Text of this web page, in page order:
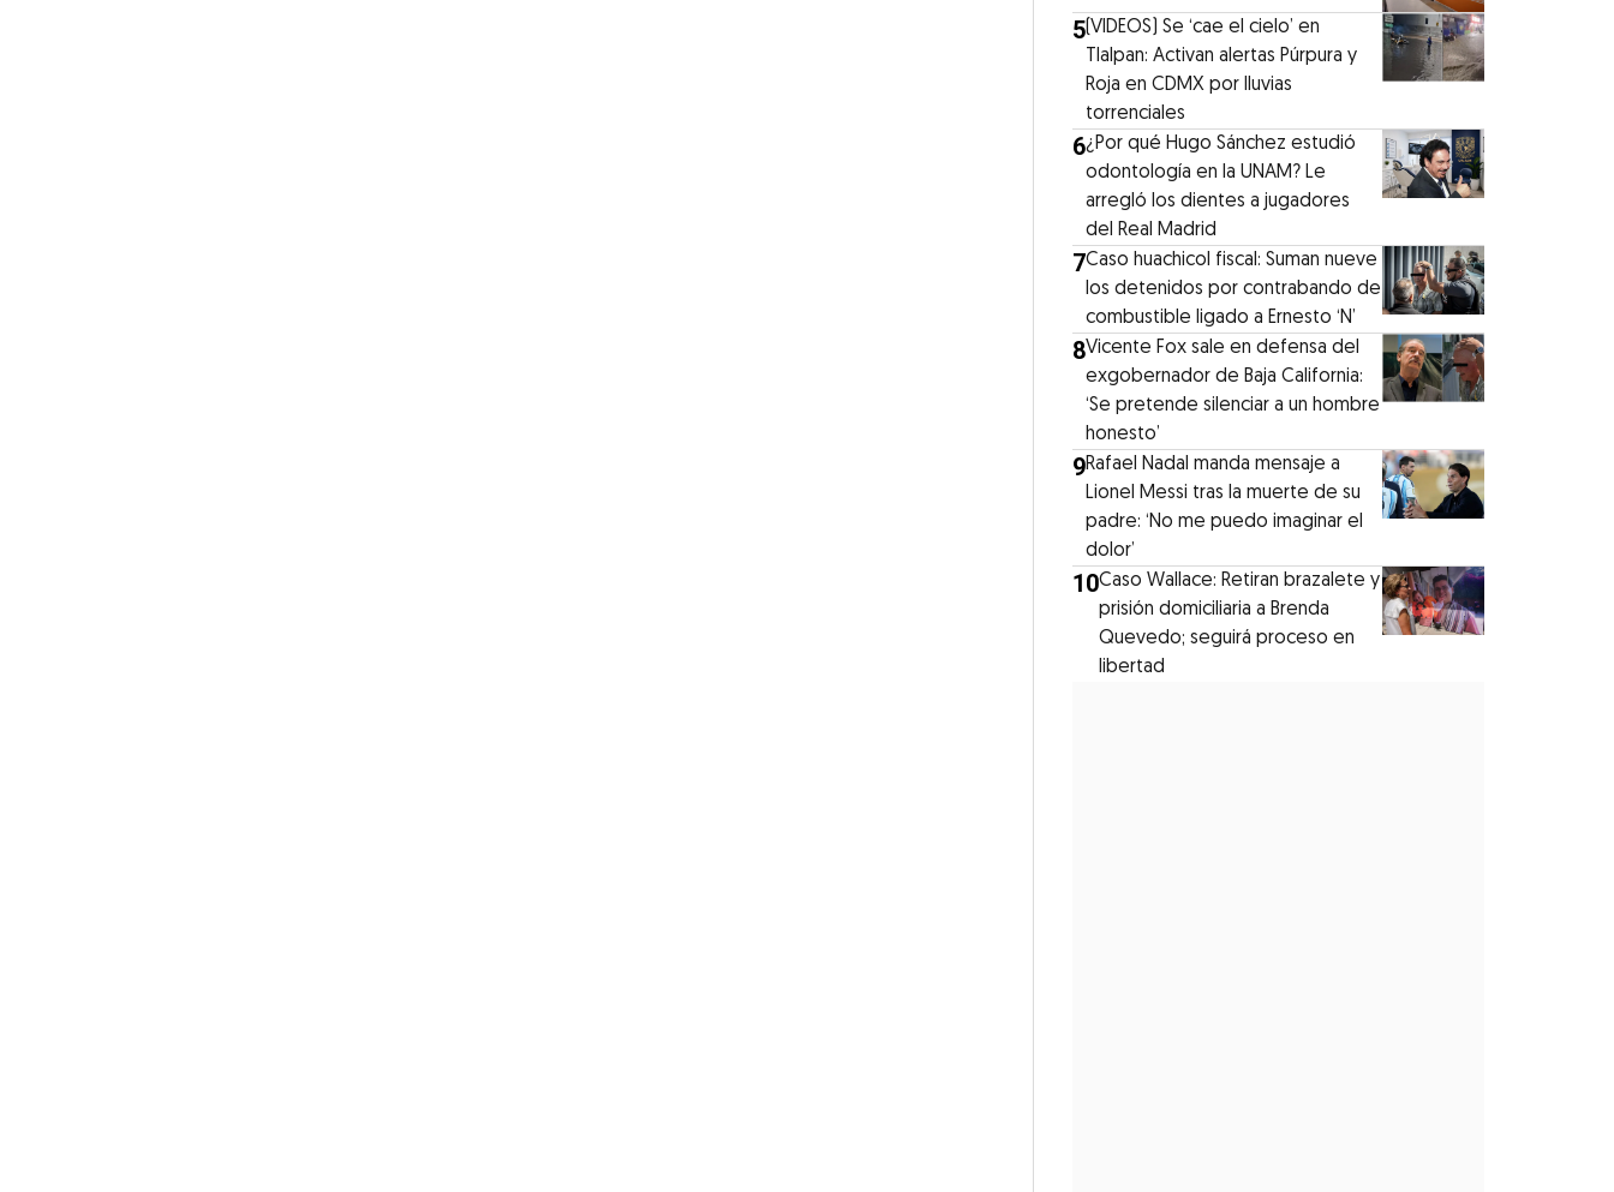
5(VIDEOS) Se ‘cae el cielo’ en
Tlalpan: Activan alertas Púrpura y
Roja en CDMX por lluvias
torrenciales
6¿Por qué Hugo Sánchez estudió
odontología en la UNAM? Le
arregló los dientes a jugadores
del Real Madrid
7Caso huachicol fiscal: Suman nueve
los detenidos por contrabando de
combustible ligado a Ernesto ‘N’
8Vicente Fox sale en defensa del
exgobernador de Baja California:
‘Se pretende silenciar a un hombre
honesto’
9Rafael Nadal manda mensaje a
Lionel Messi tras la muerte de su
padre: ‘No me puedo imaginar el
dolor’
10Caso Wallace: Retiran brazalete y
prisión domiciliaria a Brenda
Quevedo; seguirá proceso en
libertad